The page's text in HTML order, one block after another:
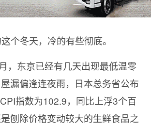
11:18:05
个冬天，冷的有些彻底。
，东京已经有几天出现最低温零
漏偏逢连夜雨，日本总务省公布
指数为102.9，同比上浮3个百
刨除价格变动较大的生鲜食品之